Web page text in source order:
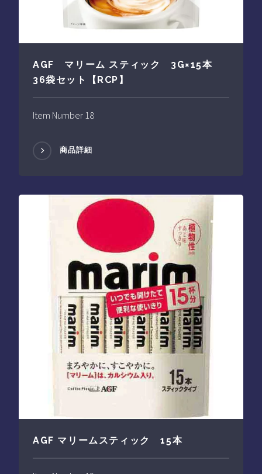
AGF マリーム スティック 3G×15本
36袋セット【RCP】
Item Number 18
商品詳細
AGF マリームスティック 15本